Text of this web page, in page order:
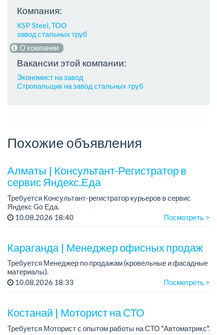
Компания:
KSP Steel, ТОО
завод стальных труб
О компании
Вакансии этой компании:
Экономист на завод
Стропальщик на завод стальных труб
Похожие объявления
Алматы | Консультант-Регистратор в
сервис Яндекс.Еда
Требуется Консультант-регистратор курьеров в сервис
Яндекс Go Еда.
Условия: работа в офисе (Абылай хана - Макатаева).
10.08.2026 18:40 Посмотреть >
Караганда | Менеджер офисных продаж
Требуется Менеджер по продажам (кровельные и фасадные
материалы).
Место работы: офис продаж в компании
10.08.2026 18:33 Посмотреть >
Костанай | Моторист на СТО
Требуется Моторист с опытом работы на СТО "Автоматрикс".